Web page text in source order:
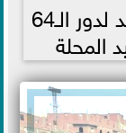
دوري المظاليم .. أشمون يصعد لدور الـ64